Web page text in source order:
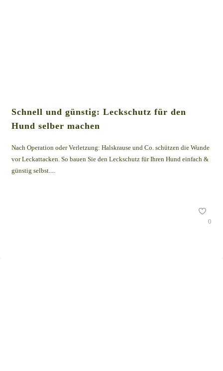
Schnell und günstig: Leckschutz für den
Hund selber machen
Nach Operation oder Verletzung: Halskrause und Co. schützen die Wunde
vor Leckattacken. So bauen Sie den Leckschutz für Ihren Hund einfach &
günstig selbst....
0